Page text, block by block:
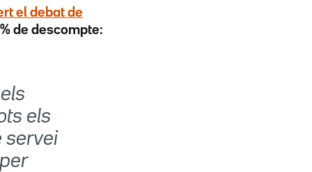
el debat de
de descompte:
els
servei